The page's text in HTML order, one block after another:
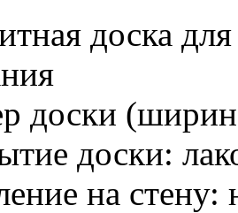
доска
доски
доски:
на стену: